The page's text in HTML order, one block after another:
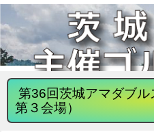
第36回茨城アマダブ
第３会場）